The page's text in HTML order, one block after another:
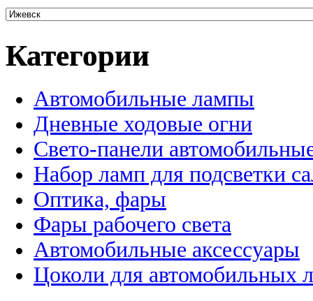
Категории
Автомобильные лампы
Дневные ходовые огни
Свето-панели
Набор ламп для подсветки
Оптика, фары
Фары рабочего света
Автомобильные аксессуары
Цоколи для автомобильных